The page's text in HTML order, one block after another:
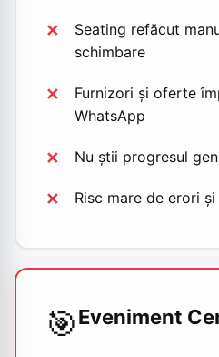
Seating refăcut
schimbare
Furnizori și oferte
WhatsApp
Nu știi progresul
Risc mare de erori
🎯Eveniment